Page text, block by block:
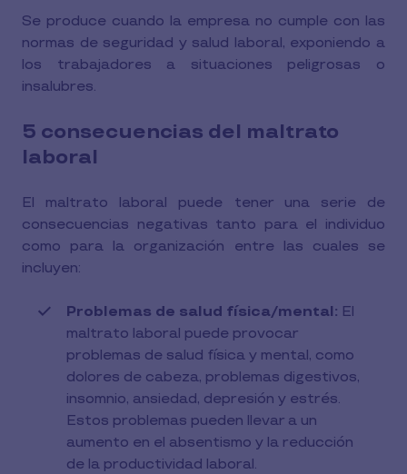
Se produce cuando la empresa no cumple con las
normas de seguridad y salud laboral, exponiendo a
los trabajadores a situaciones peligrosas o
insalubres.
5 consecuencias del maltrato
laboral
El maltrato laboral puede tener una serie de
consecuencias negativas tanto para el individuo
como para la organización entre las cuales se
incluyen:
Problemas de salud física/mental: El
maltrato laboral puede provocar
problemas de salud física y mental, como
dolores de cabeza, problemas digestivos,
insomnio, ansiedad, depresión y estrés.
Estos problemas pueden llevar a un
aumento en el absentismo y la reducción
de la productividad laboral.